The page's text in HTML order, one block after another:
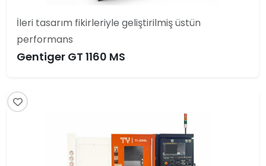
İleri tasarım fikirleriyle geliştirilmiş üstün
performans
Gentiger GT 1160 MS